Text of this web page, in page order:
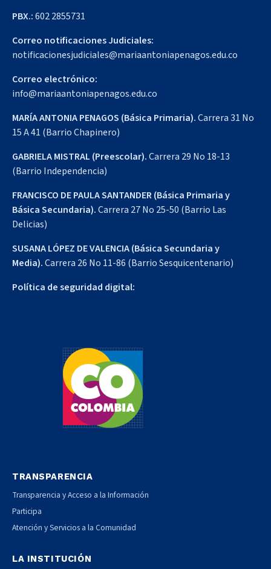
PBX.:602 2855731
Correo notificaciones Judiciales:
notificacionesjudiciales@mariaantoniapenagos.edu.co
Correo electrónico:
info@mariaantoniapenagos.edu.co
MARÍA ANTONIA PENAGOS (Básica Primaria).Carrera 31 No
15 A 41 (Barrio Chapinero)
GABRIELA MISTRAL (Preescolar).Carrera 29 No 18-13
(Barrio Independencia)
FRANCISCO DE PAULA SANTANDER (Básica Primaria y
Básica Secundaria).Carrera 27 No 25-50 (Barrio Las
Delicias)
SUSANA LÓPEZ DE VALENCIA (Básica Secundaria y
Media).Carrera 26 No 11-86 (Barrio Sesquicentenario)
Política de seguridad digital:
TRANSPARENCIA
Transparencia y Acceso a la Información
Participa
Atención y Servicios a la Comunidad
LA INSTITUCIÓN